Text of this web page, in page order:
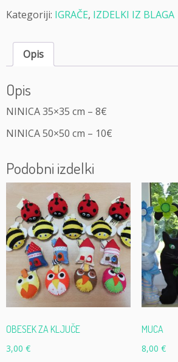
Kategoriji: IGRAČE, IZDELKI IZ BLAGA
Opis
Opis
NINICA 35×35 cm – 8€
NINICA 50×50 cm – 10€
Podobni izdelki
OBESEK ZA KLJUČE
3,00 €
MUCA
8,00 €